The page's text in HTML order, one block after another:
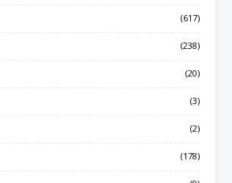
(617)
(238)
(20)
(3)
(2)
(178)